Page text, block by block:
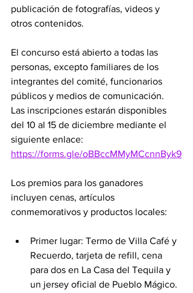
publicación de fotografías, videos y
otros contenidos.
El concurso está abierto a todas las
personas, excepto familiares de los
integrantes del comité, funcionarios
públicos y medios de comunicación.
Las inscripciones estarán disponibles
del 10 al 15 de diciembre mediante el
siguiente enlace:
https://forms.gle/oBBccMMyMCcnnByk9
Los premios para los ganadores
incluyen cenas, artículos
conmemorativos y productos locales:
Primer lugar: Termo de Villa Café y
Recuerdo, tarjeta de refill, cena
para dos en La Casa del Tequila y
un jersey oficial de Pueblo Mágico.